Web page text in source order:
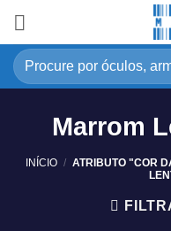
Marrom
INÍCIO / ATRIBUTO "COR